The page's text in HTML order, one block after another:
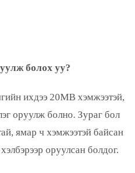
болох уу?
ихдээ 20MB хэмжээтэй,
оруулж болно. Зураг бол
ямар ч хэмжээтэй байсан
оруулсан болдог.